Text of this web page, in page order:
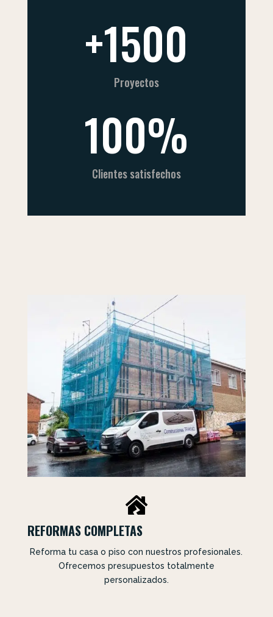
+1500
Proyectos
100%
Clientes satisfechos

REFORMAS COMPLETAS
Reforma tu casa o piso con nuestros profesionales.
Ofrecemos presupuestos totalmente
personalizados.